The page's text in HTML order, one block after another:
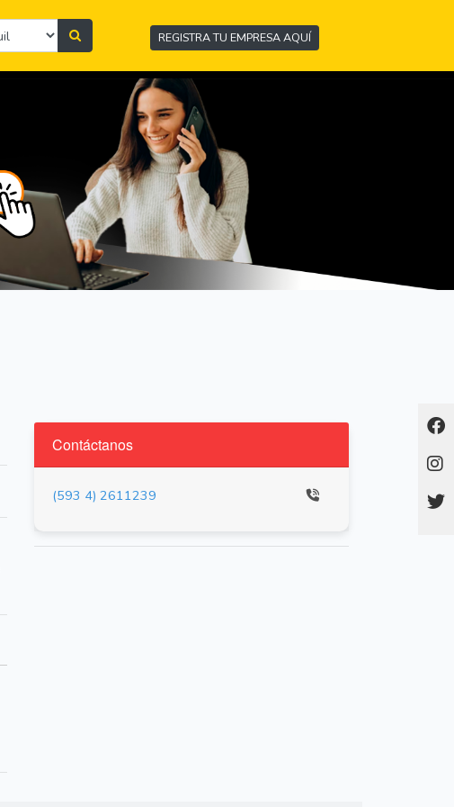
REGISTRA TU EMPRESA AQUÍ
Contáctanos
(593 4) 2611239